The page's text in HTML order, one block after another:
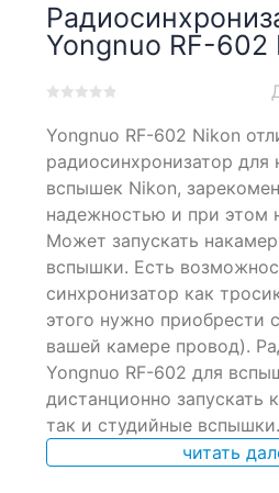
Yongnuo RF-602
out
based
on
customer
ratings
Yongnuo RF-602 Nikon
радиосинхронизатор для
вспышек Nikon,
надежностью и при этом
Может запускать
вспышки. Есть
синхронизатор как
этого нужно приобрести
вашей камере провод).
Yongnuo RF-602 для
дистанционно запускать
так и студийные вспышки.
читать